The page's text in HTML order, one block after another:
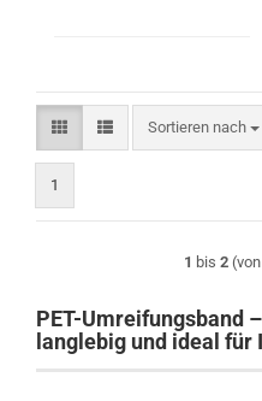
Sortieren nach
Sortieren nach
1
1 bis 2
PET-Umreifungsband
langlebig und ideal